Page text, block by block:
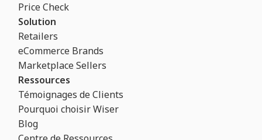
Price Check
Solution
Retailers
eCommerce Brands
Marketplace Sellers
Ressources
Témoignages de Clients
Pourquoi choisir Wiser
Blog